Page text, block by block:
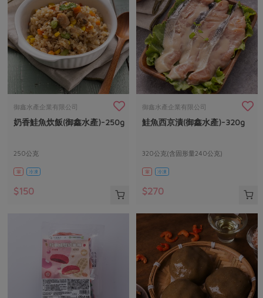
御鑫水產企業有限公司
奶香鮭魚炊飯(御鑫水產)-250g
250公克
葷 冷凍
$150
御鑫水產企業有限公司
鮭魚西京漬(御鑫水產)-320g
320公克(含固形量240公克)
葷 冷凍
$270